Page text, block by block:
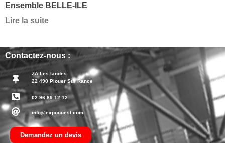
Ensemble BELLE-ILE
Lire la suite
Contactez-nous :
ZA Les landes
22 490 Plouer Sur Rance
02 96 89 12 12
info@expoouest.com
Demandez un devis